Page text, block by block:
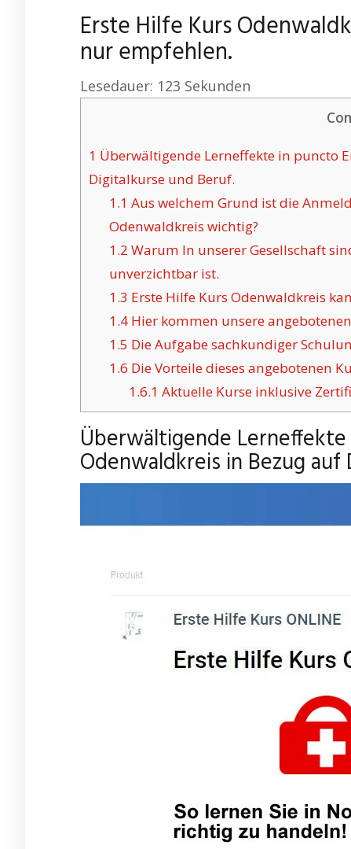
Erste Hilfe Kurs
nur empfehlen.
Lesedauer: 123 Sekunden
1 Überwältigende Lerneffekte in puncto
Digitalkurse und Beruf.
1.1 Aus welchem Grund ist die
Odenwaldkreis wichtig?
1.2 Warum In unserer Gesellschaft
unverzichtbar ist.
1.3 Erste Hilfe Kurs Odenwaldkreis
1.4Hier kommen unsere
1.5 Die Aufgabe sachkundiger
1.6 Die Vorteile dieses angebotenen
1.6.1 Aktuelle Kurse inklusive
Überwältigende
Odenwaldkreis in Bezug